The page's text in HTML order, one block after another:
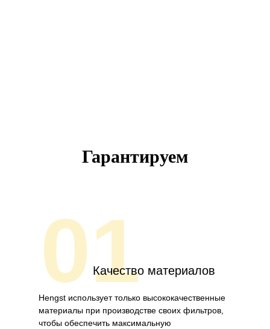
Гарантируем
01Качество материалов
Hengst использует только высококачественные
материалы при производстве своих фильтров,
чтобы обеспечить максимальную